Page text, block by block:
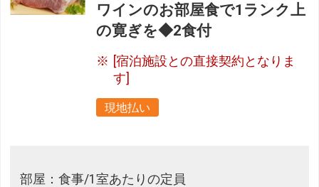
ワインのお部屋食で1ランク上
の寛ぎを◆2食付
[宿泊施設との直接契約となりま
す]
現地払い
部屋：食事/1室あたりの定員